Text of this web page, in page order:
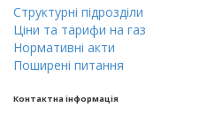
Cтруктурнi пiдроздiли
Цiни тa тарифи на газ
Нормативні акти
Поширені питання
Контактна інформація